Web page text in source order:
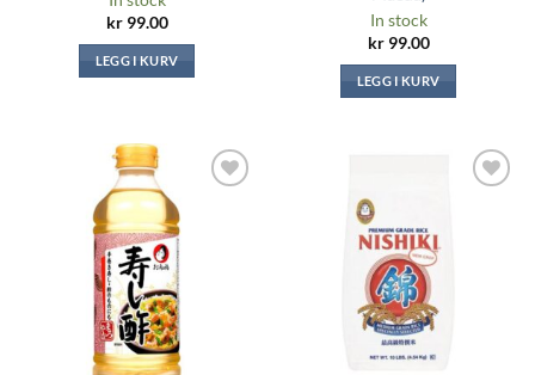
kr99.00
LEGG I KURV
In stock
kr99.00
LEGG I KURV